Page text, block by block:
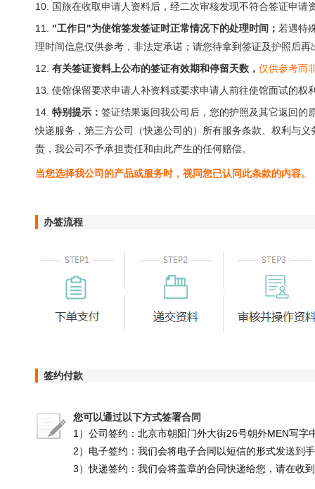
10. 国旅在收取申请人资料后，经二次审核发现不符合签证申
11. "工作日"为使馆签发签证时正常情况下的处理时间； 若遇特
理时间信息仅供参考，非法定承诺；请您待拿到签证及护照后
12. 有关签证资料上公布的签证有效期和停留天数， 仅供参考而
13. 使馆保留要求申请人补资料或要求申请人前往使馆面试的权
14. 特别提示： 签证结果返回我公司后，您的护照及其它返回的
快递服务，第三方公司（快递公司的）所有服务条款、权利与
责，我公司不予承担责任和由此产生的任何赔偿。
当您选择我公司的产品或服务时，视同您已认同此条款的内容。
办签流程
签约付款
您可以通过以下方式签署合同
1）公司签约：北京市朝阳门外大街26号朝外MEN写字
2）电子签约：我们会将电子合同以短信的形式发送到
3）快递签约：我们会将盖章的合同快递给您，请在收